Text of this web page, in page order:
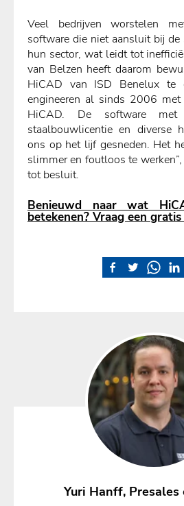
Veel bedrijven worstelen
software die niet aansluit bij de
hun sector, wat leidt tot
van Belzen heeft daarom
HiCAD van ISD Benelux te
engineeren al sinds 2006
HiCAD. De software met
staalbouwlicentie en diverse
ons op het lijf gesneden. Het
slimmer en foutloos te
tot besluit.
Benieuwd naar wat
betekenen? Vraag een gratis
Yuri Hanff,